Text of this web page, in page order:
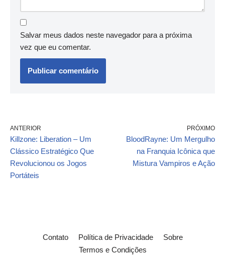
Salvar meus dados neste navegador para a próxima
vez que eu comentar.
ANTERIOR
Killzone: Liberation – Um
Clássico Estratégico Que
Revolucionou os Jogos
Portáteis
PRÓXIMO
BloodRayne: Um Mergulho
na Franquia Icônica que
Mistura Vampiros e Ação
Contato Política de Privacidade
Sobre
Termos e Condições